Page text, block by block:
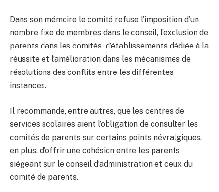
Dans son mémoire le comité refuse l’imposition d’un
nombre fixe de membres dans le conseil, l’exclusion de
parents dans les comités d’établissements dédiée à la
réussite et l’amélioration dans les mécanismes de
résolutions des conflits entre les différentes
instances.
Il recommande, entre autres, que les centres de
services scolaires aient l’obligation de consulter les
comités de parents sur certains points névralgiques,
en plus, d’offrir une cohésion entre les parents
siégeant sur le conseil d’administration et ceux du
comité de parents.